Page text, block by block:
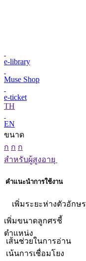
e-library
Muse Shop
e-ticket
TH
EN
ขนาด
ก ก ก
สำหรับผู้สูงอายุ
คำแนะนำการใช้งาน
เพิ่มระยะห่างตัวอักษร
เพิ่มขนาดลูกศรชี้
ตำแหน่ง
เส้นช่วยในการอ่าน
เน้นการเชื่อมโยง